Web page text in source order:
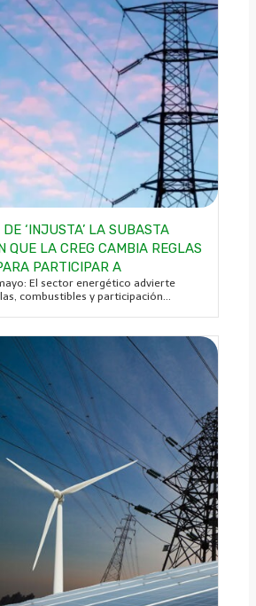
‘INJUSTA’ LA SUBASTA
QUE LA CREG CAMBIA REGLAS
PARTICIPAR A
El sector energético advierte
combustibles y participación...